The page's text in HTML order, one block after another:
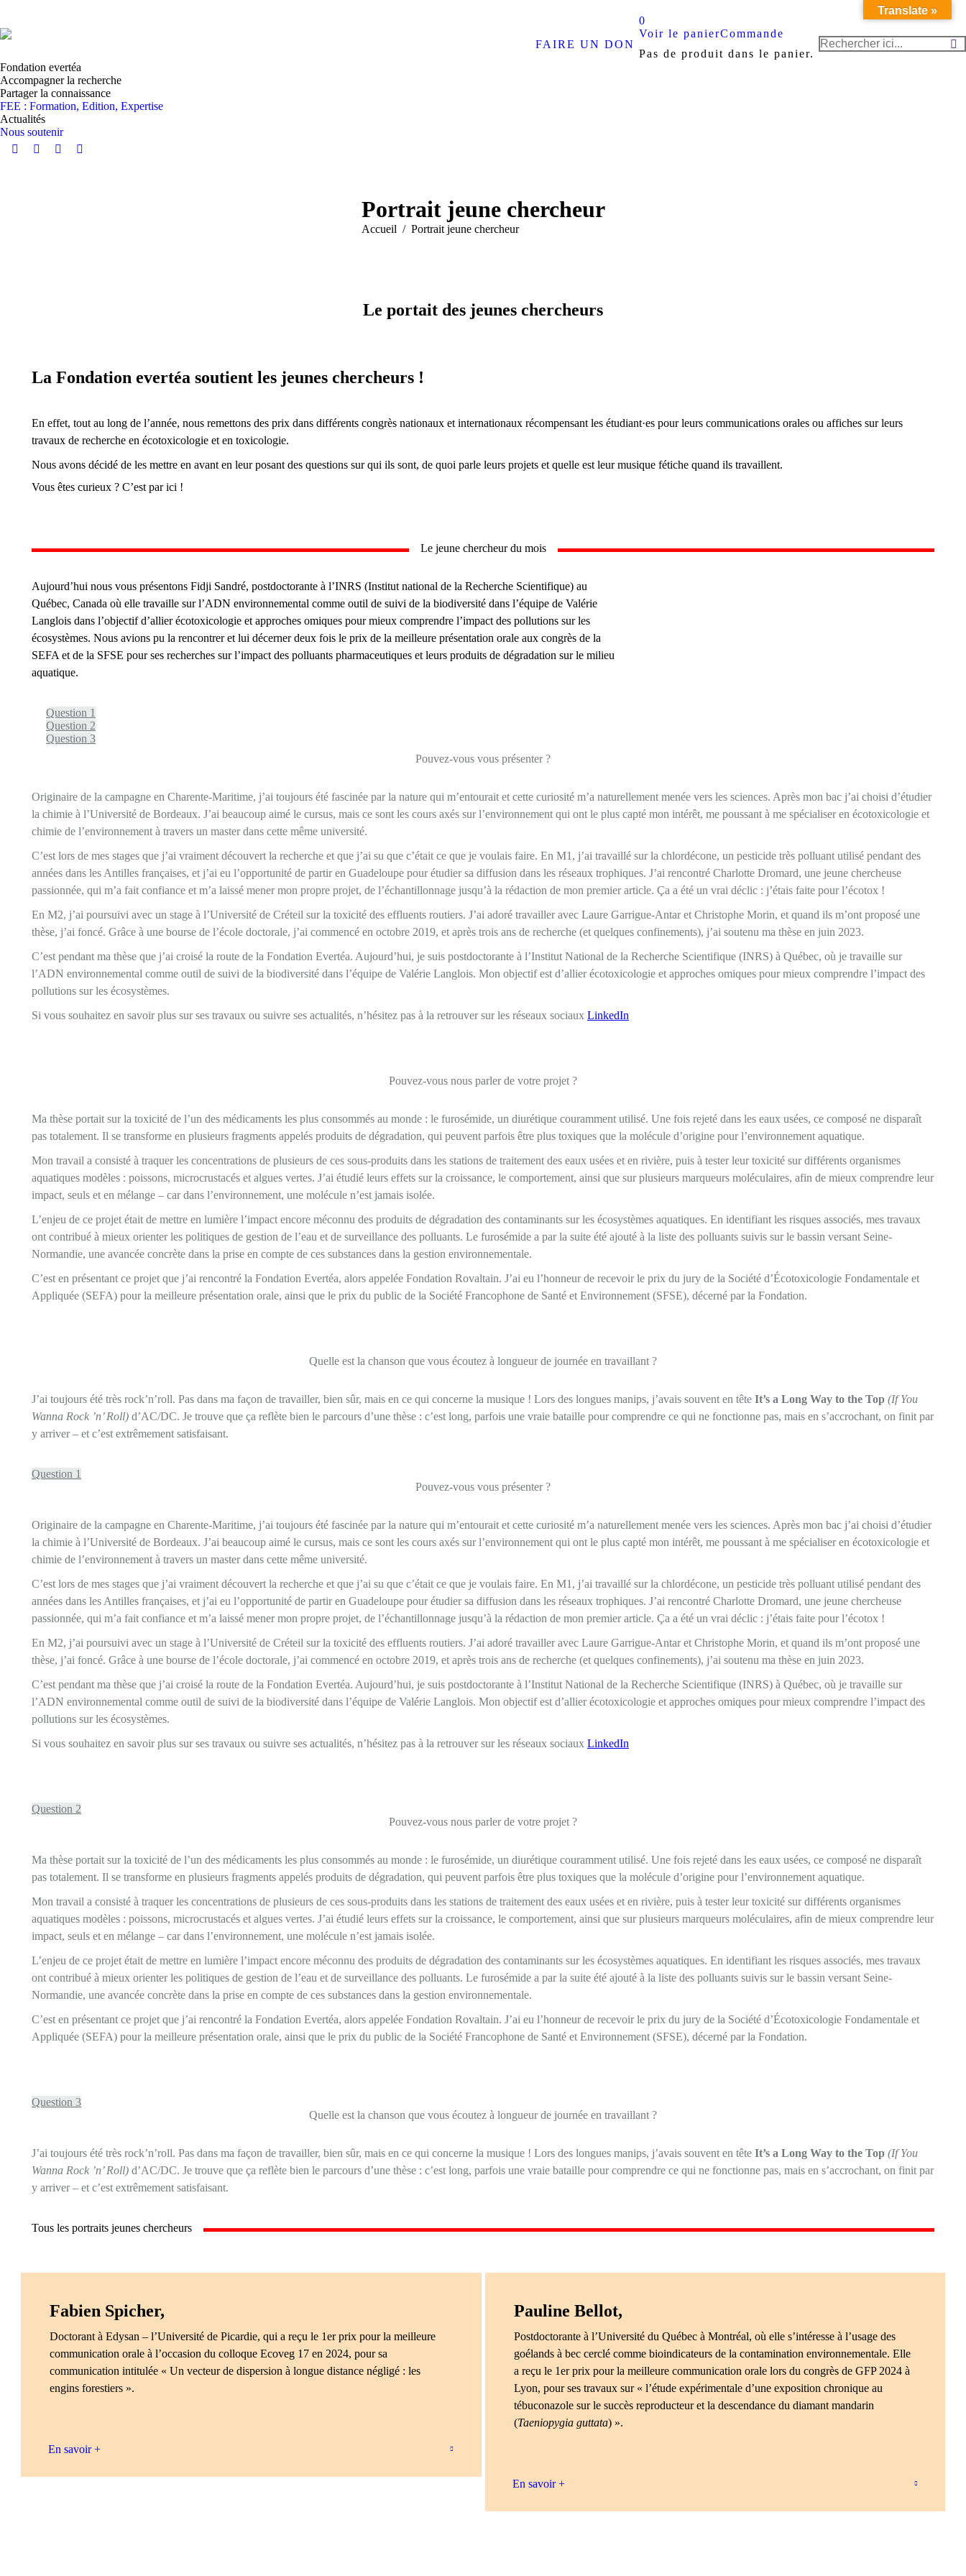
FAIRE UN DON
0
Voir le panierCommande
Pas de produit dans le panier.
Recherche
:
Fondation evertéa
Accompagner la recherche
Partager la connaissance
FEE : Formation, Edition, Expertise
Actualités
Nous soutenir
Instagram
YouTube
LinkedInFacebook
Portrait jeune chercheur
Vous êtes ici :
Accueil Portrait jeune chercheur
Le portait des jeunes chercheurs
La Fondation evertéa soutient les jeunes chercheurs !
En effet, tout au long de l’année, nous remettons des prix dans différents congrès nationaux et internationaux récompensant les étudiant·es pour leurs communications orales ou affiches sur leurs
travaux de recherche en écotoxicologie et en toxicologie.
Nous avons décidé de les mettre en avant en leur posant des questions sur qui ils sont, de quoi parle leurs projets et quelle est leur musique fétiche quand ils travaillent.
Vous êtes curieux ? C’est par ici !
Le jeune chercheur du mois
Aujourd’hui nous vous présentons Fidji Sandré, postdoctorante à l’INRS (Institut national de la Recherche Scientifique) au
Québec, Canada où elle travaille sur l’ADN environnemental comme outil de suivi de la biodiversité dans l’équipe de Valérie
Langlois dans l’objectif d’allier écotoxicologie et approches omiques pour mieux comprendre l’impact des pollutions sur les
écosystèmes. Nous avions pu la rencontrer et lui décernerdeux fois le prix de la meilleure présentation orale aux congrès de la
SEFA et de la SFSE pour ses recherches sur l’impact des polluants pharmaceutiques et leurs produits de dégradation sur le milieu
aquatique.
Question 1
Question 2
Question 3
Pouvez-vous vous présenter ?
Originaire de la campagne en Charente-Maritime, j’ai toujours été fascinée par la nature qui m’entourait et cette curiosité m’a naturellement menée vers les sciences. Après mon bac j’ai choisi d’étudier
la chimie à l’Université de Bordeaux. J’ai beaucoup aimé le cursus, mais ce sont les cours axés sur l’environnement qui ont le plus capté mon intérêt, me poussant à me spécialiser en écotoxicologie et
chimie de l’environnement à travers un master dans cette même université.
C’est lors de mes stages que j’ai vraiment découvert la recherche et que j’ai su que c’était ce que je voulais faire. En M1, j’ai travaillé sur la chlordécone, un pesticide très polluant utilisé pendant des
années dans les Antilles françaises, et j’ai eu l’opportunité de partir en Guadeloupe pour étudier sa diffusion dans les réseaux trophiques. J’ai rencontré Charlotte Dromard, une jeune chercheuse
passionnée, qui m’a fait confiance et m’a laissé mener mon propre projet, de l’échantillonnage jusqu’à la rédaction de mon premier article. Ça a été un vrai déclic : j’étais faite pour l’écotox !
En M2, j’ai poursuivi avec un stage à l’Université de Créteil sur la toxicité des effluents routiers. J’ai adoré travailler avec Laure Garrigue-Antar et Christophe Morin, et quand ils m’ont proposé une
thèse, j’ai foncé. Grâce à une bourse de l’école doctorale, j’ai commencé en octobre 2019, et après trois ans de recherche (et quelques confinements), j’ai soutenu ma thèse en juin 2023.
C’est pendant ma thèse que j’ai croisé la route de la Fondation Evertéa. Aujourd’hui, je suis postdoctorante à l’Institut National de la Recherche Scientifique (INRS) à Québec, où je travaille sur
l’ADN environnemental comme outil de suivi de la biodiversité dans l’équipe de Valérie Langlois. Mon objectif est d’allier écotoxicologie et approches omiques pour mieux comprendre l’impact des
pollutions sur les écosystèmes.
Si vous souhaitez en savoir plus sur ses travaux ou suivre ses actualités, n’hésitez pas à la retrouver sur les réseaux sociaux LinkedIn
Pouvez-vous nous parler de votre projet ?
Ma thèse portait sur la toxicité de l’un des médicaments les plus consommés au monde : le furosémide, un diurétique couramment utilisé. Une fois rejeté dans les eaux usées, ce composé ne disparaît
pas totalement. Il se transforme en plusieurs fragments appelés produits de dégradation, qui peuvent parfois être plus toxiques que la molécule d’origine pour l’environnement aquatique.
Mon travail a consisté à traquer les concentrations de plusieurs de ces sous-produits dans les stations de traitement des eaux usées et en rivière, puis à tester leur toxicité sur différents organismes
aquatiques modèles : poissons, microcrustacés et algues vertes. J’ai étudié leurs effets sur la croissance, le comportement, ainsi que sur plusieurs marqueurs moléculaires, afin de mieux comprendre leur
impact, seuls et en mélange – car dans l’environnement, une molécule n’est jamais isolée.
L’enjeu de ce projet était de mettre en lumière l’impact encore méconnu des produits de dégradation des contaminants sur les écosystèmes aquatiques. En identifiant les risques associés, mes travaux
ont contribué à mieux orienter les politiques de gestion de l’eau et de surveillance des polluants. Le furosémide a par la suite été ajouté à la liste des polluants suivis sur le bassin versant Seine-
Normandie, une avancée concrète dans la prise en compte de ces substances dans la gestion environnementale.
C’est en présentant ce projet que j’ai rencontré la Fondation Evertéa, alors appelée Fondation Rovaltain. J’ai eu l’honneur de recevoir le prix du jury de la Société d’Écotoxicologie Fondamentale et
Appliquée (SEFA) pour la meilleure présentation orale, ainsi que le prix du public de la Société Francophone de Santé et Environnement (SFSE), décerné par la Fondation.
Quelle est la chanson que vous écoutez à longueur de journée en travaillant ?
J’ai toujours été très rock’n’roll. Pas dans ma façon de travailler, bien sûr, mais en ce qui concerne la musique ! Lors des longues manips, j’avais souvent en tête It’s a Long Way to the Top (If You
Wanna Rock ’n’ Roll) d’AC/DC. Je trouve que ça reflète bien le parcours d’une thèse : c’est long, parfois une vraie bataille pour comprendre ce qui ne fonctionne pas, mais en s’accrochant, on finit par
y arriver – et c’est extrêmement satisfaisant.
Question 1
Pouvez-vous vous présenter ?
Originaire de la campagne en Charente-Maritime, j’ai toujours été fascinée par la nature qui m’entourait et cette curiosité m’a naturellement menée vers les sciences. Après mon bac j’ai choisi d’étudier
la chimie à l’Université de Bordeaux. J’ai beaucoup aimé le cursus, mais ce sont les cours axés sur l’environnement qui ont le plus capté mon intérêt, me poussant à me spécialiser en écotoxicologie et
chimie de l’environnement à travers un master dans cette même université.
C’est lors de mes stages que j’ai vraiment découvert la recherche et que j’ai su que c’était ce que je voulais faire. En M1, j’ai travaillé sur la chlordécone, un pesticide très polluant utilisé pendant des
années dans les Antilles françaises, et j’ai eu l’opportunité de partir en Guadeloupe pour étudier sa diffusion dans les réseaux trophiques. J’ai rencontré Charlotte Dromard, une jeune chercheuse
passionnée, qui m’a fait confiance et m’a laissé mener mon propre projet, de l’échantillonnage jusqu’à la rédaction de mon premier article. Ça a été un vrai déclic : j’étais faite pour l’écotox !
En M2, j’ai poursuivi avec un stage à l’Université de Créteil sur la toxicité des effluents routiers. J’ai adoré travailler avec Laure Garrigue-Antar et Christophe Morin, et quand ils m’ont proposé une
thèse, j’ai foncé. Grâce à une bourse de l’école doctorale, j’ai commencé en octobre 2019, et après trois ans de recherche (et quelques confinements), j’ai soutenu ma thèse en juin 2023.
C’est pendant ma thèse que j’ai croisé la route de la Fondation Evertéa. Aujourd’hui, je suis postdoctorante à l’Institut National de la Recherche Scientifique (INRS) à Québec, où je travaille sur
l’ADN environnemental comme outil de suivi de la biodiversité dans l’équipe de Valérie Langlois. Mon objectif est d’allier écotoxicologie et approches omiques pour mieux comprendre l’impact des
pollutions sur les écosystèmes.
Si vous souhaitez en savoir plus sur ses travaux ou suivre ses actualités, n’hésitez pas à la retrouver sur les réseaux sociaux LinkedIn
Question 2
Pouvez-vous nous parler de votre projet ?
Ma thèse portait sur la toxicité de l’un des médicaments les plus consommés au monde : le furosémide, un diurétique couramment utilisé. Une fois rejeté dans les eaux usées, ce composé ne disparaît
pas totalement. Il se transforme en plusieurs fragments appelés produits de dégradation, qui peuvent parfois être plus toxiques que la molécule d’origine pour l’environnement aquatique.
Mon travail a consisté à traquer les concentrations de plusieurs de ces sous-produits dans les stations de traitement des eaux usées et en rivière, puis à tester leur toxicité sur différents organismes
aquatiques modèles : poissons, microcrustacés et algues vertes. J’ai étudié leurs effets sur la croissance, le comportement, ainsi que sur plusieurs marqueurs moléculaires, afin de mieux comprendre leur
impact, seuls et en mélange – car dans l’environnement, une molécule n’est jamais isolée.
L’enjeu de ce projet était de mettre en lumière l’impact encore méconnu des produits de dégradation des contaminants sur les écosystèmes aquatiques. En identifiant les risques associés, mes travaux
ont contribué à mieux orienter les politiques de gestion de l’eau et de surveillance des polluants. Le furosémide a par la suite été ajouté à la liste des polluants suivis sur le bassin versant Seine-
Normandie, une avancée concrète dans la prise en compte de ces substances dans la gestion environnementale.
C’est en présentant ce projet que j’ai rencontré la Fondation Evertéa, alors appelée Fondation Rovaltain. J’ai eu l’honneur de recevoir le prix du jury de la Société d’Écotoxicologie Fondamentale et
Appliquée (SEFA) pour la meilleure présentation orale, ainsi que le prix du public de la Société Francophone de Santé et Environnement (SFSE), décerné par la Fondation.
Question 3
Quelle est la chanson que vous écoutez à longueur de journée en travaillant ?
J’ai toujours été très rock’n’roll. Pas dans ma façon de travailler, bien sûr, mais en ce qui concerne la musique ! Lors des longues manips, j’avais souvent en tête It’s a Long Way to the Top (If You
Wanna Rock ’n’ Roll) d’AC/DC. Je trouve que ça reflète bien le parcours d’une thèse : c’est long, parfois une vraie bataille pour comprendre ce qui ne fonctionne pas, mais en s’accrochant, on finit par
y arriver – et c’est extrêmement satisfaisant.
Tous les portraits jeunes chercheurs
Fabien Spicher,
Doctorant à Edysan – l’Université de Picardie, qui a reçu le 1er prix pour la meilleure
communication orale à l’occasion du colloque Ecoveg 17 en 2024, pour sa
communication intitulée « Un vecteur de dispersion à longue distance négligé : les
engins forestiers ».
En savoir +
Pauline Bellot,
Postdoctorante à l’Université du Québec à Montréal, où elle s’intéresse à l’usage des
goélands à bec cerclé comme bioindicateurs de la contamination environnementale. Elle
a reçu le 1er prix pour la meilleure communication orale lors du congrès de GFP 2024 à
Lyon, pour ses travaux sur « l’étude expérimentale d’une exposition chronique au
tébuconazole sur le succès reproducteur et la descendance du diamant mandarin
(Taeniopygia guttata) ».
En savoir +
Translate »